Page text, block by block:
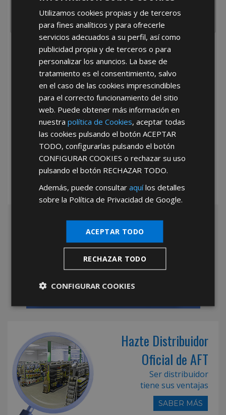
He leído y acepto la Política de Privacidad
*Abstenerse particulares, sólo venta a tiendas y empresas minoristas y
Hazte Distribuidor
Oficial de AFT
Ser distribuidor
tiene sus ventajas
SABER MÁS
Utilizamos cookies propias y de terceros
para fines analíticos y para ofrecerle
servicios adecuados a su perfil, así como
publicidad propia y de terceros o para
personalizar los anuncios. La base de
tratamiento es el consentimiento, salvo
en el caso de las cookies imprescindibles
para el correcto funcionamiento del sitio
web. Puede obtener más información en
nuestrapolítica de Cookies, aceptar todas
las cookies pulsando el botónACEPTAR
TODO, configurarlas pulsando el botón
CONFIGURAR COOKIES o rechazar su uso
pulsando el botón RECHAZAR TODO.
Además, puede consultaraquílos detalles
sobre la Política de Privacidad de Google.
ACEPTAR TODO
RECHAZAR TODO
CONFIGURAR COOKIES